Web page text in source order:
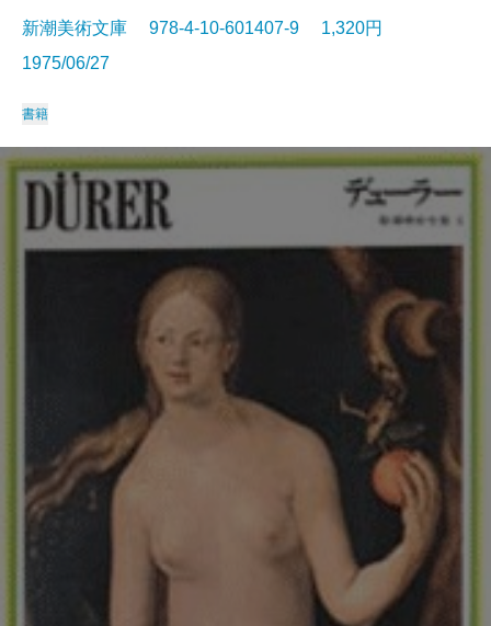
新潮美術文庫 978-4-10-601407-9 1,320円
1975/06/27
書籍